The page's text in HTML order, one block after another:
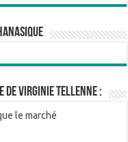
de Virginie Tellenne :